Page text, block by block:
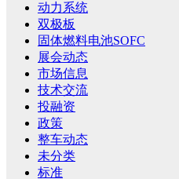
动力系统
双极板
固体燃料电池SOFC
展会动态
市场信息
技术交流
投融资
政策
整车动态
未分类
标准